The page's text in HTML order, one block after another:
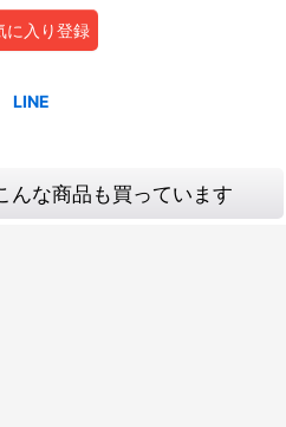
に入り登録
んな商品も買っています